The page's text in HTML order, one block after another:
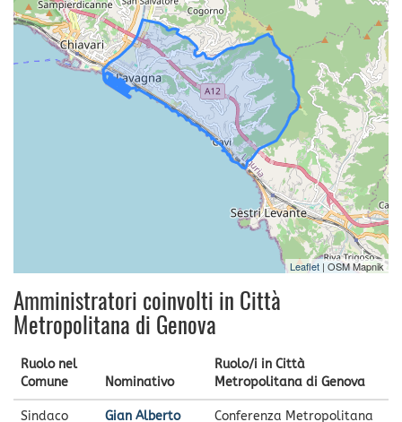
Leaflet | OSM Mapnik
Amministratori coinvolti in Città
Metropolitana di Genova
Ruolo nel
Comune
Nominativo
Ruolo/i in Città
Metropolitana di Genova
Sindaco
Gian Alberto
Conferenza Metropolitana